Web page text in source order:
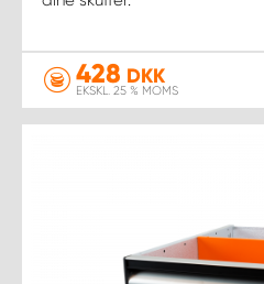
428 DKK
EKSKL. 25 % MOMS